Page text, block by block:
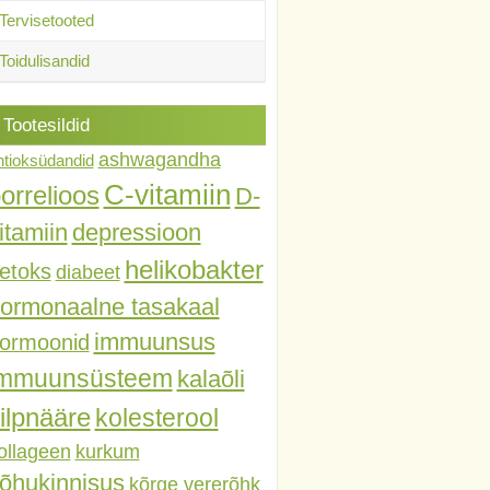
Tervisetooted
Toidulisandid
Tootesildid
ashwagandha
C-vitamiin D-
depressioon
diabeet helikobakter
tasakaal
immuunsus
kalaõli
kolesterool
kurkum
kõrge vererõhk